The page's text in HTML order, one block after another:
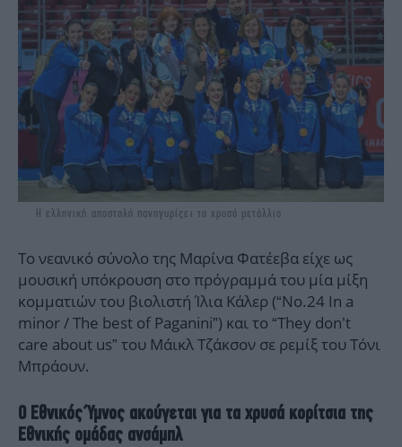
Η ελληνική αποστολή πανηγυρίζει το χρυσό μετάλλιο
Το νεανικό σύνολο της Μαρίνα Φατέεβα είχε ως
μουσική υπόκρουση στο πρόγραμμά του μία μίξη
κομματιών του βιολιστή Ίλια Κάλερ (“No.24 In a
minor / The best of Paganini”) και το “They don’t
care about us” του Μάικλ Τζάκσον σε ρεμίξ του Τόνι
Μπράουν.
Ο Εθνικός Ύμνος ακούγεται για τα χρυσά κορίτσια της
Εθνικής ομάδας ανσάμπλ